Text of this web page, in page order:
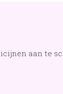
aan te